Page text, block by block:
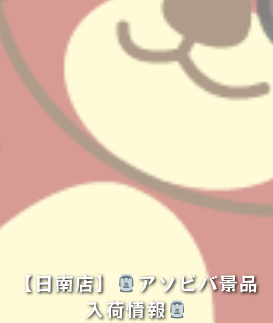
【日南店】
アソビバ景品
入荷情報